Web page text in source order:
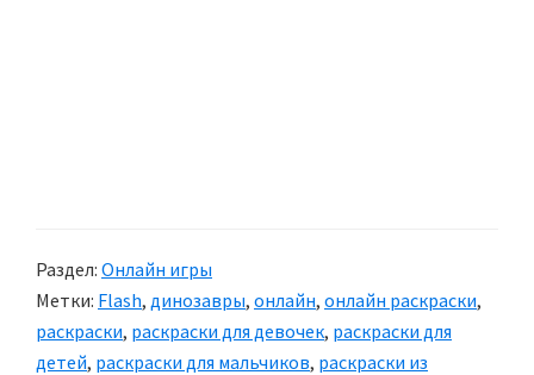
Раздел: Онлайн игры
Метки: Flash, динозавры, онлайн, онлайн раскраски,
раскраски, раскраски для девочек, раскраски для
детей, раскраски для мальчиков, раскраски из